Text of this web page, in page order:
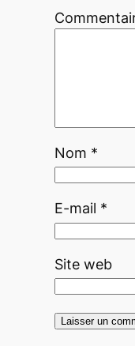
Nom *
E-mail *
Site web